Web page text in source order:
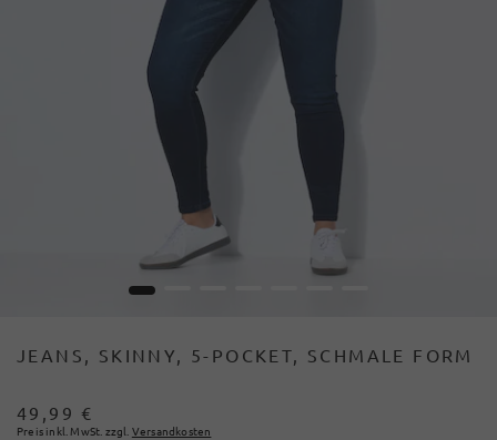
1
JEANS, SKINNY, 5-POCKET, SCHMALE FORM
49,99 €
Preis inkl. MwSt. zzgl. Versandkosten